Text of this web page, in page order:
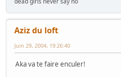
Aziz du loft
Juin 29, 2004, 19:26:40
Aka va te faire enculer!